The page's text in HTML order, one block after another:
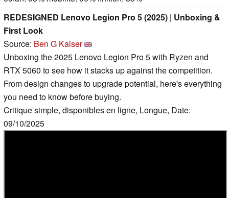
REDESIGNED Lenovo Legion Pro 5 (2025) | Unboxing &
First Look
Source: Ben G Kaiser
Unboxing the 2025 Lenovo Legion Pro 5 with Ryzen and
RTX 5060 to see how it stacks up against the competition.
From design changes to upgrade potential, here's everything
you need to know before buying.
Critique simple, disponibles en ligne, Longue, Date:
09/10/2025